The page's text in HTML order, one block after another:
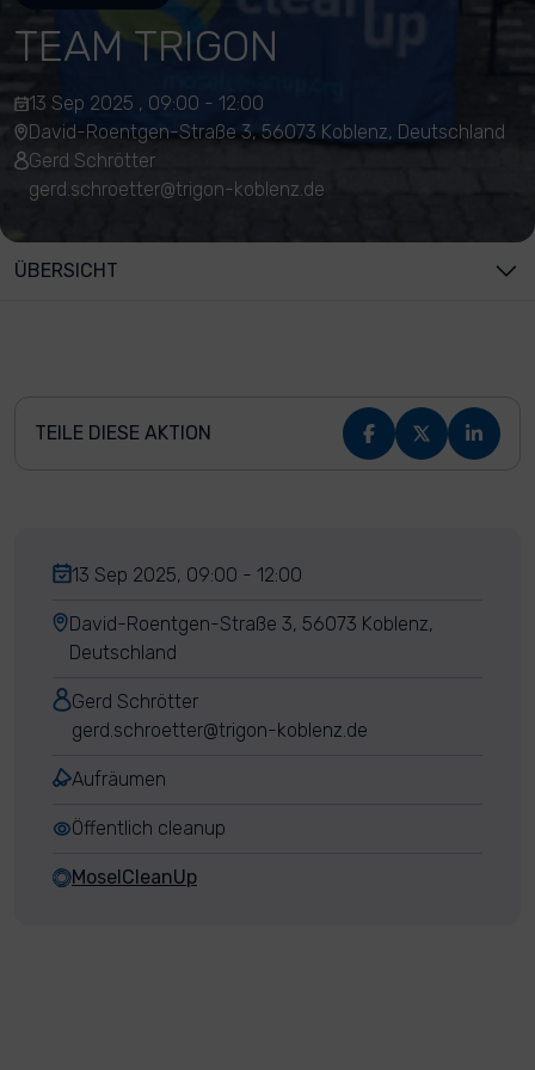
TEAM TRIGON
13 Sep 2025 , 09:00 - 12:00
David-Roentgen-Straße 3, 56073 Koblenz, Deutschland
Gerd Schrötter
gerd.schroetter@trigon-koblenz.de
ÜBERSICHT
TEILE DIESE AKTION
13 Sep 2025, 09:00 - 12:00
David-Roentgen-Straße 3, 56073 Koblenz,
Deutschland
Gerd Schrötter
gerd.schroetter@trigon-koblenz.de
Aufräumen
Öffentlich cleanup
MoselCleanUp